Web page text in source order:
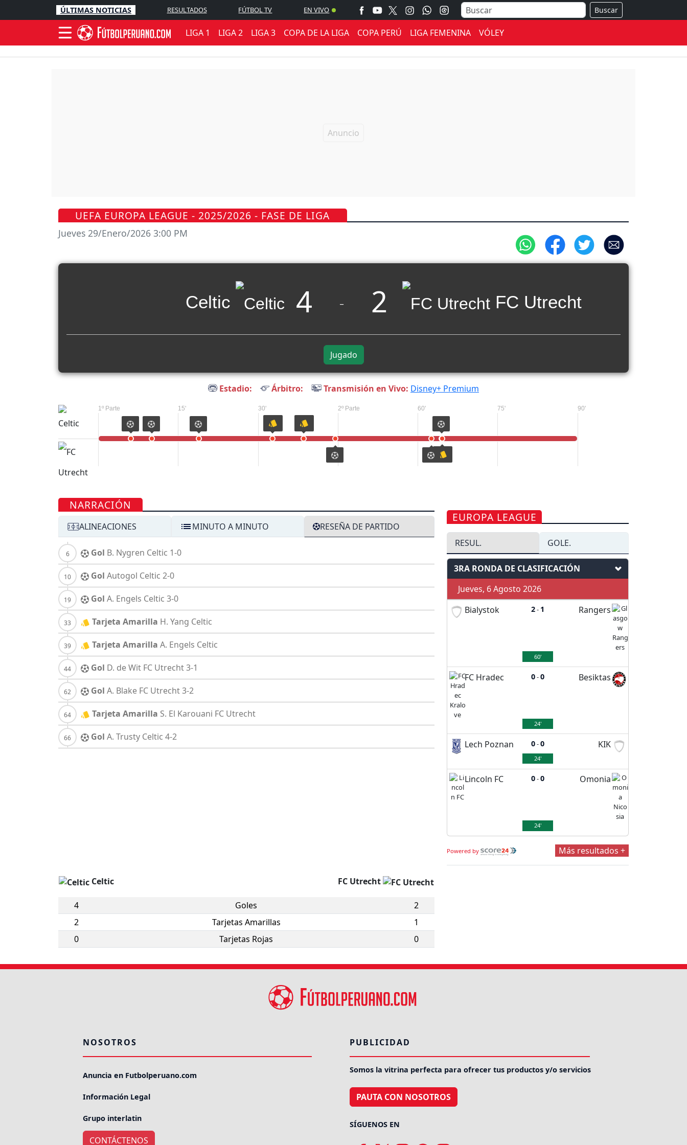
ÚLTIMAS NOTICIAS RESULTADOS FÚTBOL TV EN VIVO Buscar
LIGA 1 LIGA 2 LIGA 3 COPA DE LA LIGA COPA PERÚ LIGA FEMENINA VÓLEY
UEFA EUROPA LEAGUE - 2025/2026 - FASE DE LIGA
Jueves 29/Enero/2026 3:00 PM
Celtic 4 2 FC Utrecht
Jugado
Estadio: Árbitro: Transmisión en Vivo: Disney+ Premium
1º Parte 15' 30' 2º Parte 60' 75' 90'
NARRACIÓN
ALINEACIONES MINUTO A MINUTO RESEÑA DE PARTIDO
Gol B. Nygren Celtic 1-0
Gol Autogol Celtic 2-0
Gol A. Engels Celtic 3-0
Tarjeta Amarilla H. Yang Celtic
Tarjeta Amarilla A. Engels Celtic
Gol D. de Wit FC Utrecht3-1
Gol A. Blake FC Utrecht3-2
Tarjeta Amarilla S. El Karouani FC Utrecht
Gol A. Trusty Celtic 4-2
Celtic FC Utrecht
4 Goles
2
2
Tarjetas Amarillas
1
0
Tarjetas Rojas 0
EUROPA LEAGUE
RESUL. GOLE.
3RA RONDA DE CLASIFICACIÓN
Jueves, 6 Agosto 2026
Bialystok
2- 1 Rangers
60'
FC Hradec 0-0 Besiktas
24'
Lech Poznan 0-0 KIK
24'
Lincoln FC 0-0 Omonia
24'
Powered by Más resultados +
NOSOTROS
Anuncia en Futbolperuano.com
Información Legal
Grupo interlatin
CONTÁCTENOS
PUBLICIDAD
Somos la vitrina perfecta para ofrecer tus productos y/o servicios
PAUTA CON NOSOTROS
SÍGUENOS EN